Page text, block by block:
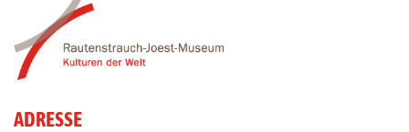
ADRESSE